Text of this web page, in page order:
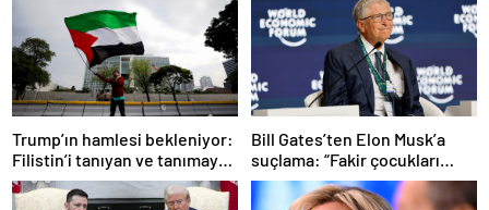
Trump’ın hamlesi bekleniyor:
Filistin’i tanıyan ve tanımayan
ülkeler hangileri?
Bill Gates’ten Elon Musk’a
suçlama: “Fakir çocukları
öldürdü”